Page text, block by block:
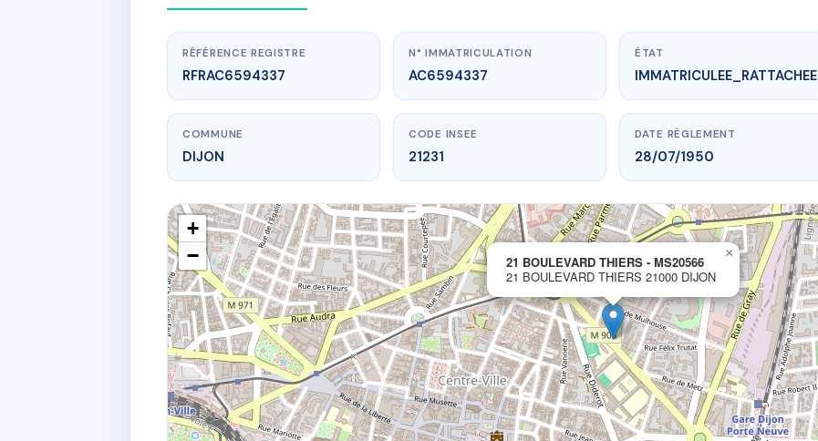
www.vme.plus/AC6594337
21 BOULEVARD THIERS - MS20566
21 Boulevard Thiers21000 DIJON
RÉFÉRENCE REGISTRE
RFRAC6594337
N° IMMATRICULATION
AC6594337
ÉTAT
IMMATRICULEE_RATTACHEE
COMMUNE
DIJON
CODE INSEE
21231
DATE RÈGLEMENT
28/07/1950
21 BOULEVARD THIERS - MS20566
21 BOULEVARD THIERS 21000 DIJON
×
+
−